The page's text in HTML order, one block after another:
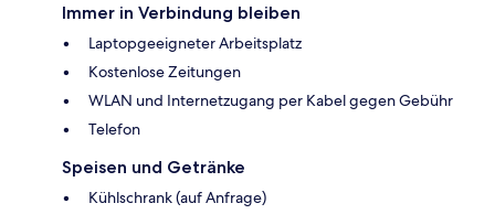
Immer in Verbindung bleiben
Laptopgeeigneter Arbeitsplatz
Kostenlose Zeitungen
WLAN und Internetzugang per Kabel gegen Gebühr
Telefon
Speisen und Getränke
Kühlschrank (auf Anfrage)